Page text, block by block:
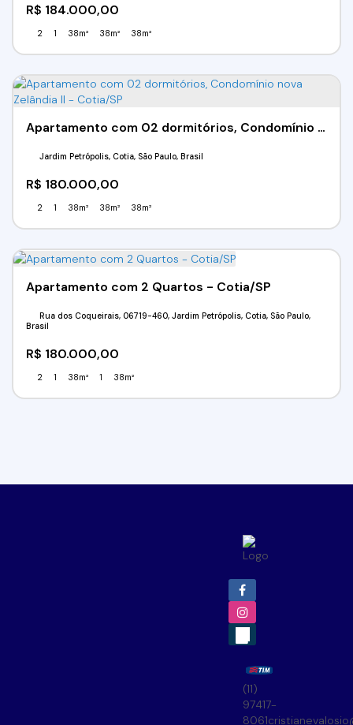
R$ 184.000,00
2 1 38m² 38m² 38m²
Apartamento com 02 dormitórios, Condomínio nova Zelândia II - Cotia/SP
R$ 180.000,00
Jardim Petrópolis, Cotia, São Paulo, Brasil
2 1 38m² 38m² 38m²
Apartamento com 2 Quartos - Cotia/SP
R$ 180.000,00
Rua dos Coqueirais, 06719-460, Jardim Petrópolis, Cotia, São Paulo,
Brasil
2 1 38m² 1 38m²
(11)
97417-
8061